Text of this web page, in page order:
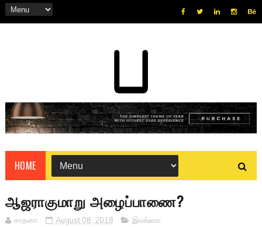
HOME
ஆஜராகுமாறு அழைப்பாணை?
சாதனா August 08, 2018 இலங்கை